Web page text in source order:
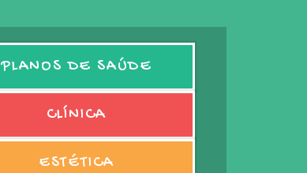
PLANOS DE SAÚDE
CLÍNICA
ESTÉTICA